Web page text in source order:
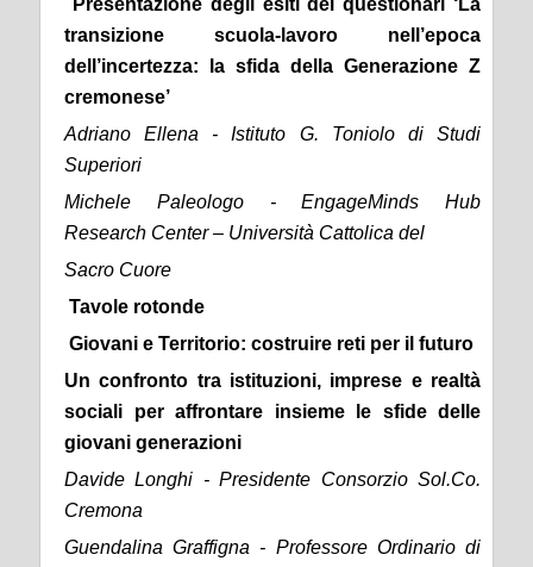
transizione scuola-lavoro nell’epoca
dell’incertezza: la sfida della Generazione Z
cremonese’
Adriano Ellena - Istituto G. Toniolo di Studi
Superiori
Michele Paleologo - EngageMinds Hub
Research Center – Università Cattolica del
Sacro Cuore
Tavole rotonde
Giovani e Territorio: costruire reti per il futuro
Un confronto tra istituzioni, imprese e realtà
sociali per affrontare insieme le sfide delle
giovani generazioni
Davide Longhi - Presidente Consorzio Sol.Co.
Cremona
Guendalina Graffigna - Professore Ordinario di